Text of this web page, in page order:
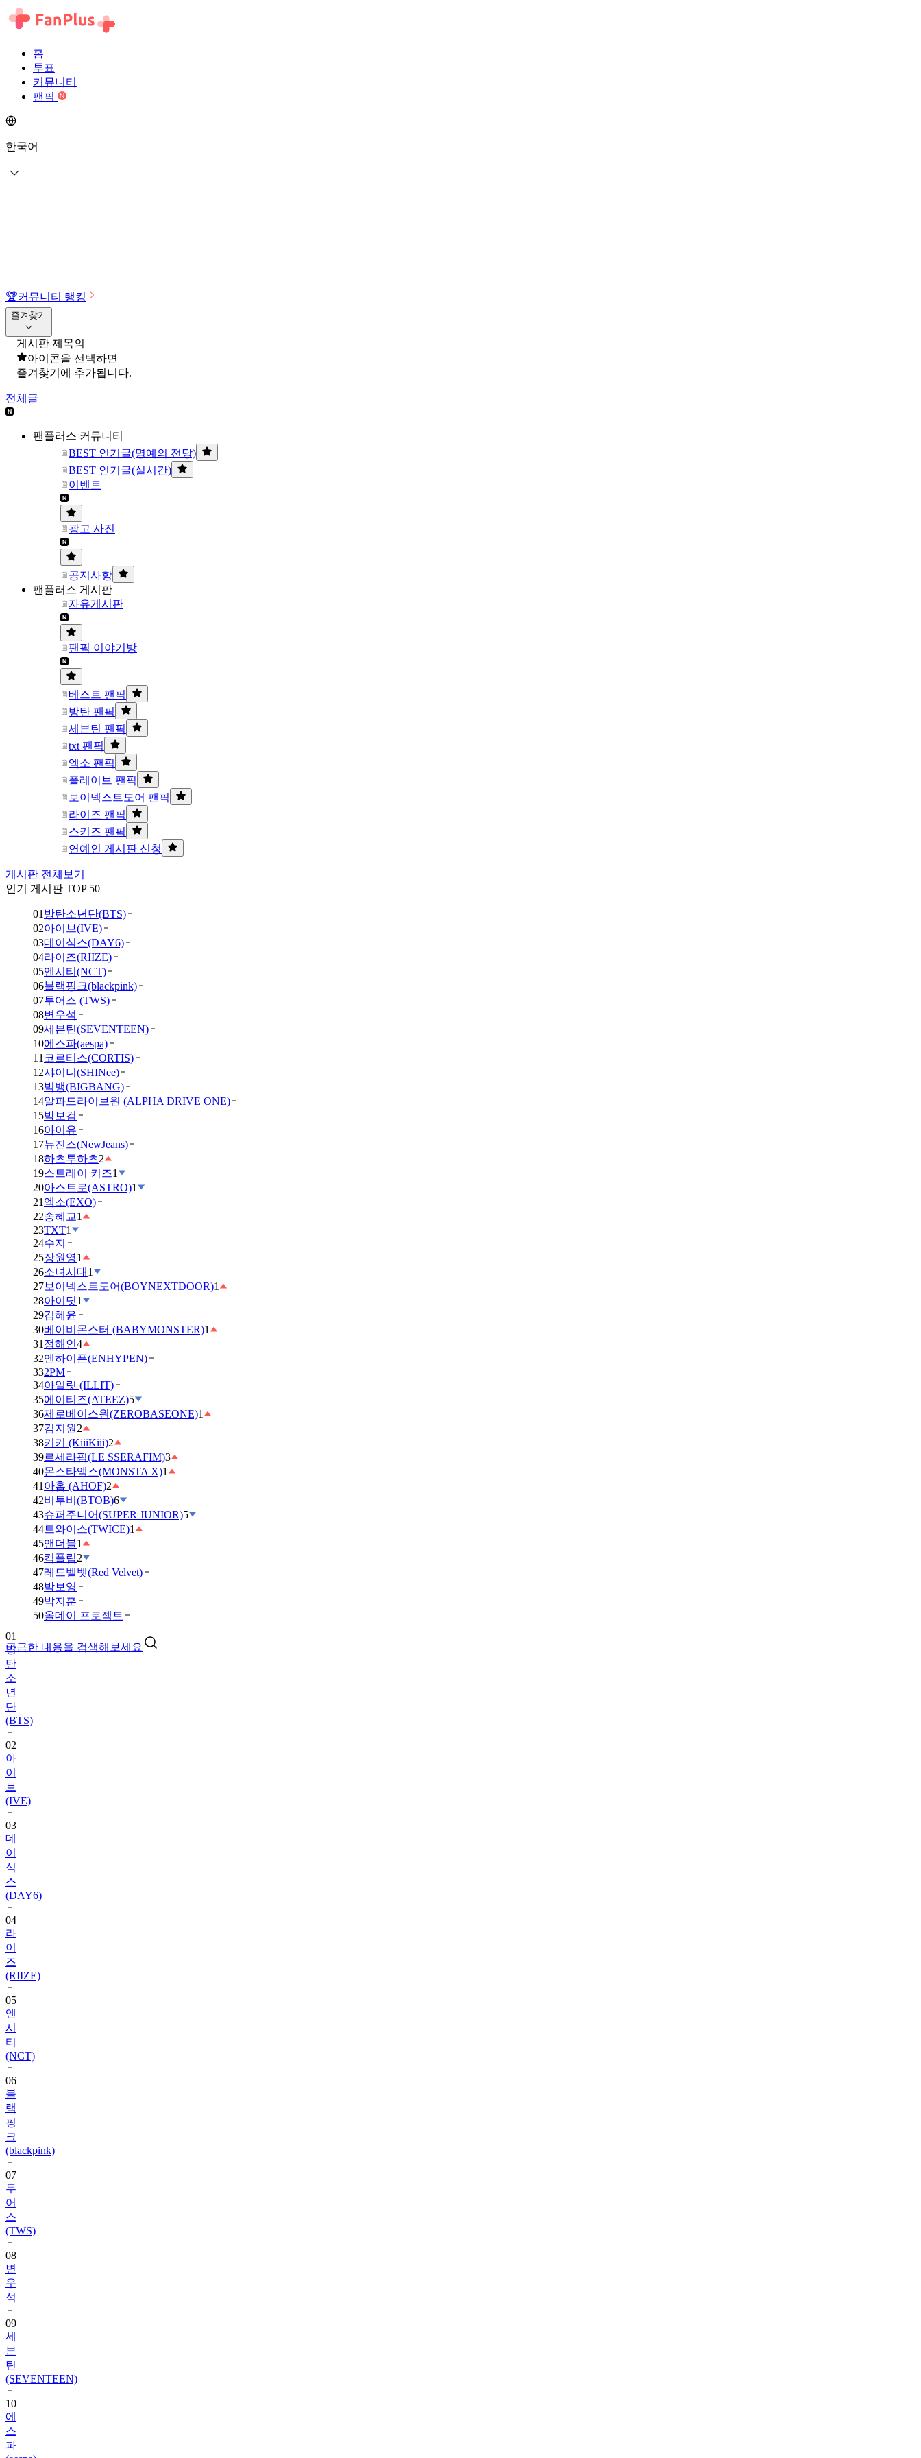
홈
투표
커뮤니티
팬픽
한국어
🏆커뮤니티 랭킹
즐겨찾기
게시판 제목의
아이콘을 선택하면
즐겨찾기에 추가됩니다.
전체글
팬플러스 커뮤니티
BEST 인기글(명예의 전당)
BEST 인기글(실시간)
이벤트
광고 사진
공지사항
팬플러스 게시판
자유게시판
팬픽 이야기방
베스트 팬픽
방탄 팬픽
세븐틴 팬픽
txt 팬픽
엑소 팬픽
플레이브 팬픽
보이넥스트도어 팬픽
라이즈 팬픽
스키즈 팬픽
연예인 게시판 신청
게시판 전체보기
인기 게시판 TOP 50
01 방탄소년단(BTS)
02아이브(IVE)
03데이식스(DAY6)
04라이즈(RIIZE)
05엔시티(NCT)
06블랙핑크(blackpink)
07투어스 (TWS)
08변우석
09세븐틴(SEVENTEEN)
10에스파(aespa)
11 코르티스(CORTIS)
12샤이니(SHINee)
13빅뱅(BIGBANG)
14알파드라이브원 (ALPHA DRIVE ONE)
15박보검
16아이유
17뉴진스(NewJeans)
18하츠투하츠2
19스트레이 키즈1
20아스트로(ASTRO)1
21 엑소(EXO)
22송혜교1
23TXT1
24수지
25장원영1
26소녀시대 1
27보이넥스트도어(BOYNEXTDOOR)1
28아이딧1
29김혜윤
30베이비몬스터 (BABYMONSTER)1
31 정해인4
32엔하이픈(ENHYPEN)
332PM
34아일릿 (ILLIT)
35에이티즈(ATEEZ)5
36제로베이스원(ZEROBASEONE)1
37김지원 2
38키키 (KiiiKiii)2
39르세라핌(LE SSERAFIM)3
40몬스타엑스(MONSTA X)1
41 아홉 (AHOF)2
42비투비(BTOB)6
43슈퍼주니어(SUPER JUNIOR)5
44트와이스(TWICE)1
45앤더블1
46킥플립2
47레드벨벳(Red Velvet)
48박보영
49박지훈
50올데이 프로젝트
궁금한 내용을 검색해보세요
탄
소
년
단
(BTS)
02
아
이
브
(IVE)
03
데
이
식
스
(DAY6)
04
라
이
즈
(RIIZE)
05
엔
시
티
(NCT)
06
블
랙
핑
크
(blackpink)
07
투
어
스
(TWS)
08
변
우
석
09
세
븐
틴
(SEVENTEEN)
10
에
스
파
(aespa)